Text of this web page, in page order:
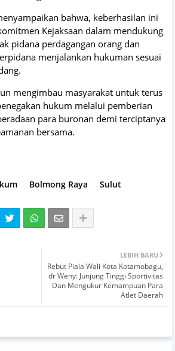
bahwa, keberhasilan ini
Kejaksaan dalam mendukung
pidana perdagangan orang dan
menjalankan hukuman sesuai
mengimbau masyarakat untuk terus
hukum melalui pemberian
para buronan demi terciptanya
bersama.
Bolmong Raya Sulut
LEBIH BARU
Rebut Piala Wali Kota Kotamobagu,
dr Weny: Junjung Tinggi Sportivitas
Dan Mengukur Kemampuan Para
Atlet Daerah